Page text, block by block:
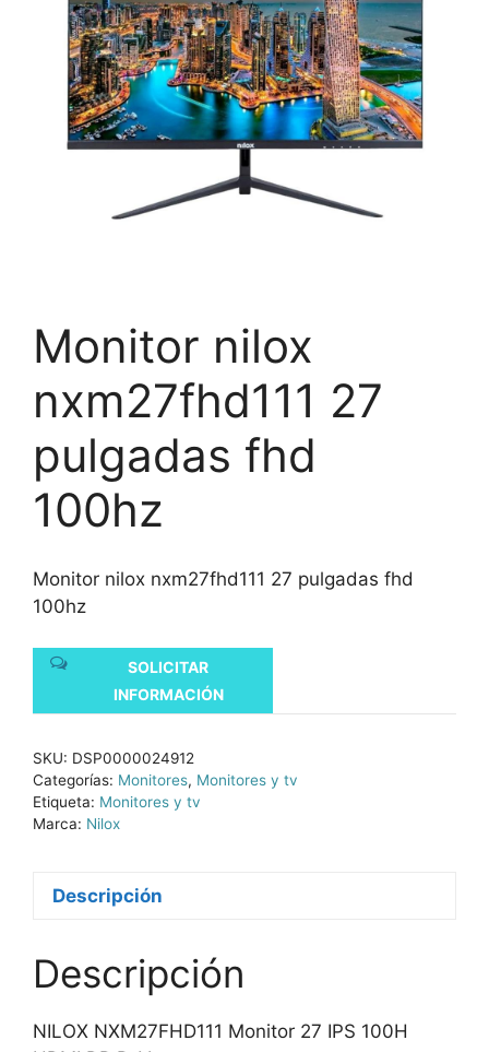
Monitor nilox
nxm27fhd111 27
pulgadas fhd
100hz
Monitor nilox nxm27fhd111 27 pulgadas fhd
100hz
SOLICITAR
INFORMACIÓN
SKU: DSP0000024912
Categorías: Monitores, Monitores y tv
Etiqueta: Monitores y tv
Marca: Nilox
Descripción
Descripción
NILOX NXM27FHD111 Monitor 27 IPS 100H